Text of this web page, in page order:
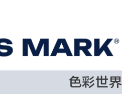
色彩世界